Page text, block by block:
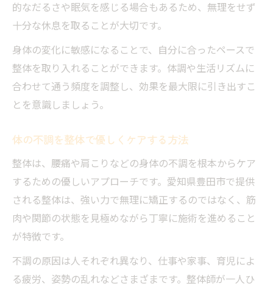
的なだるさや眠気を感じる場合もあるため、無理をせず
十分な休息を取ることが大切です。
身体の変化に敏感になることで、自分に合ったペースで
整体を取り入れることができます。体調や生活リズムに
合わせて通う頻度を調整し、効果を最大限に引き出すこ
とを意識しましょう。
体の不調を整体で優しくケアする方法
整体は、腰痛や肩こりなどの身体の不調を根本からケア
するための優しいアプローチです。愛知県豊田市で提供
される整体は、強い力で無理に矯正するのではなく、筋
肉や関節の状態を見極めながら丁寧に施術を進めること
が特徴です。
不調の原因は人それぞれ異なり、仕事や家事、育児によ
る疲労、姿勢の乱れなどさまざまです。整体師が一人ひ